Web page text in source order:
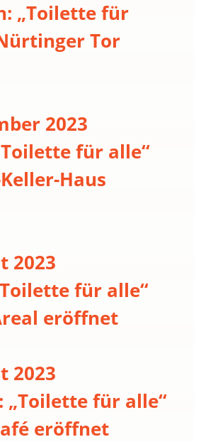
„Toilette für
Tor
2023
für alle“
Haus
2023
für alle“
eröffnet
2023
„Toilette für alle“
eröffnet